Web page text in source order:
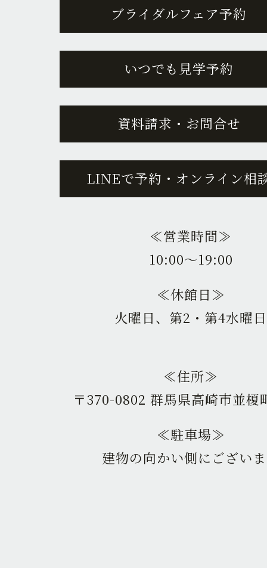
ブライダルフェア予約
いつでも見学予約
資料請求・お問合せ
LINEで予約・オンライン相
≪営業時間≫
10:00〜19:00
≪休館日≫
火曜日、第2・第4水曜日
≪住所≫
〒370-0802 群馬県高崎市並榎
≪駐車場≫
建物の向かい側にござい